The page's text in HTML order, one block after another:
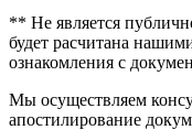
** Не является
будет расчитана
ознакомления с
Мы осуществляем
апостилирование